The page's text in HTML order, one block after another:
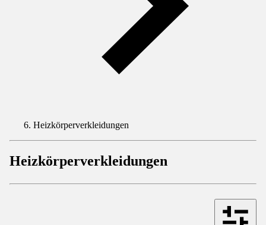
Heizkörperverkleidungen
Heizkörperverkleidungen